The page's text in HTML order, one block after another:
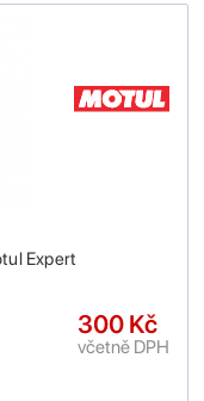
Expert
300 Kč
včetně DPH